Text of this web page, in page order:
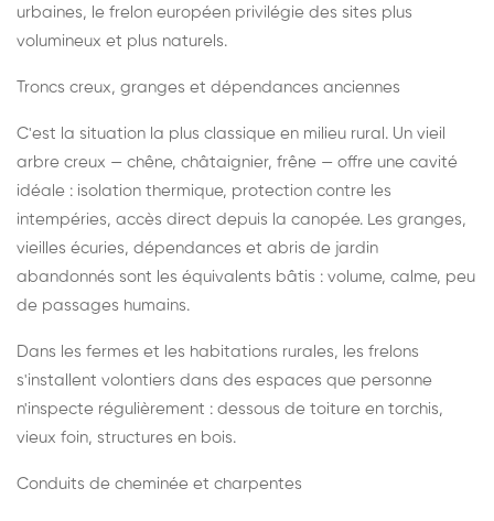
urbaines, le frelon européen privilégie des sites plus
volumineux et plus naturels.
Troncs creux, granges et dépendances anciennes
C'est la situation la plus classique en milieu rural. Un vieil
arbre creux — chêne, châtaignier, frêne — offre une cavité
idéale : isolation thermique, protection contre les
intempéries, accès direct depuis la canopée. Les granges,
vieilles écuries, dépendances et abris de jardin
abandonnés sont les équivalents bâtis : volume, calme, peu
de passages humains.
Dans les fermes et les habitations rurales, les frelons
s'installent volontiers dans des espaces que personne
n'inspecte régulièrement : dessous de toiture en torchis,
vieux foin, structures en bois.
Conduits de cheminée et charpentes